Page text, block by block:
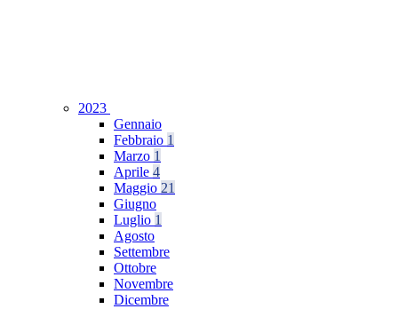
2023
Gennaio
Febbraio 1
Marzo 1
Aprile 4
Maggio 21
Giugno
Luglio 1
Agosto
Settembre
Ottobre
Novembre
Dicembre